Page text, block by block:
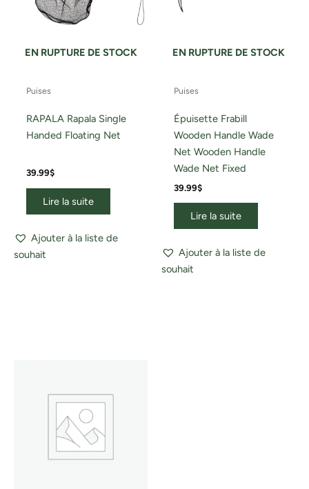
EN RUPTURE DE STOCK
Puises
RAPALA Rapala Single
Handed Floating Net
39.99$
Lire la suite
Ajouter à la liste de
souhait
EN RUPTURE DE STOCK
Puises
Épuisette Frabill
Wooden Handle Wade
Net Wooden Handle
Wade Net Fixed
39.99$
Lire la suite
Ajouter à la liste de
souhait